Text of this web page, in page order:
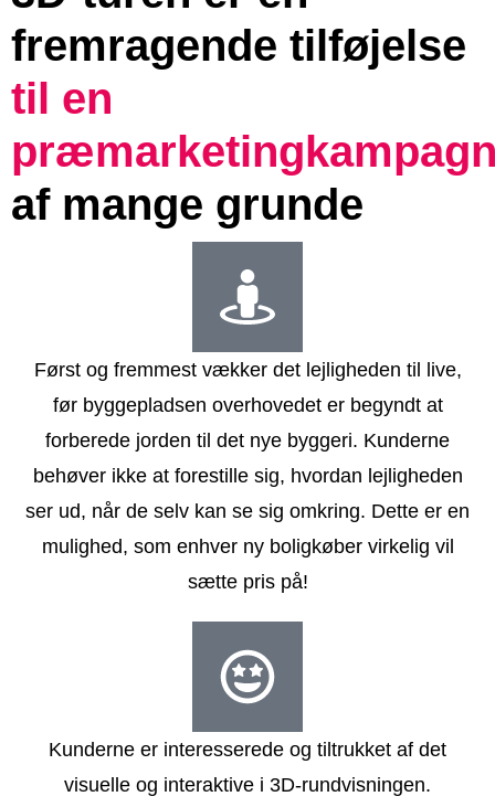
fremragende tilføjelse
til en
af mange grunde
Først og fremmest vækker det lejligheden til live,
før byggepladsen overhovedet er begyndt at
forberede jorden til det nye byggeri. Kunderne
behøver ikke at forestille sig, hvordan lejligheden
ser ud, når de selv kan se sig omkring. Dette er en
mulighed, som enhver ny boligkøber virkelig vil
sætte pris på!
Kunderne er interesserede og tiltrukket af det
visuelle og interaktive i 3D-rundvisningen.